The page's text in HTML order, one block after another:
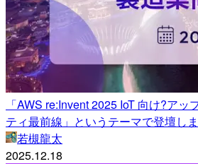
「AWS re:Invent 2025 IoT 向け?アッ
ティ最前線」というテーマで登壇し
若槻龍太
2025.12.18